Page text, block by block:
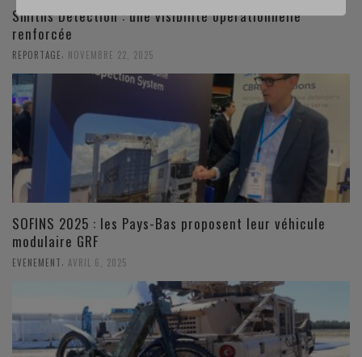
Smiths Detection : une visibilité opérationnelle
renforcée
REPORTAGE NOVEMBRE 22, 2025
SOFINS 2025 : les Pays-Bas proposent leur véhicule
modulaire GRF
EVENEMENT AVRIL 6, 2025